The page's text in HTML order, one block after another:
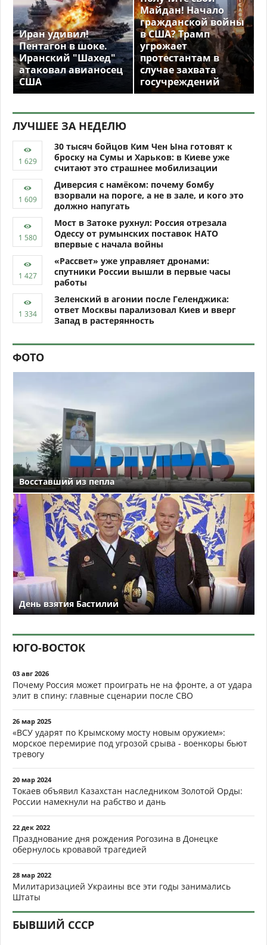
Иран удивил!
Пентагон в шоке.
Иранский "Шахед"
атаковал авианосец
США
Майдан! Начало
гражданской войны
в США? Трамп
угрожает
протестантам в
случае захвата
госучреждений
ЛУЧШЕЕ ЗА НЕДЕЛЮ
30 тысяч бойцов Ким Чен Ына готовят к
броску на Сумы и Харьков: в Киеве уже
считают это страшнее мобилизации
Диверсия с намёком: почему бомбу
взорвали на пороге, а не в зале, и кого это
должно напугать
Мост в Затоке рухнул: Россия отрезала
Одессу от румынских поставок НАТО
впервые с начала войны
«Рассвет» уже управляет дронами:
спутники России вышли в первые часы
работы
Зеленский в агонии после Геленджика:
ответ Москвы парализовал Киев и вверг
Запад в растерянность
ФОТО
Восставший из пепла
День взятия Бастилии
ЮГО-ВОСТОК
03 авг 2026
Почему Россия может проиграть не на фронте, а от удара
элит в спину: главные сценарии после СВО
26 мар 2025
«ВСУ ударят по Крымскому мосту новым оружием»:
морское перемирие под угрозой срыва - военкоры бьют
тревогу
20 мар 2024
Токаев объявил Казахстан наследником Золотой Орды:
России намекнули на рабство и дань
22 дек 2022
Празднование дня рождения Рогозина в Донецке
обернулось кровавой трагедией
28 мар 2022
Милитаризацией Украины все эти годы занимались
Штаты
БЫВШИЙ СССР